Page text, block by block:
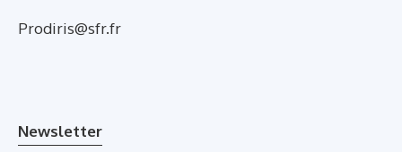
Prodiris@sfr.fr
Newsletter